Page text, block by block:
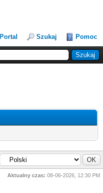
Portal Szukaj Pomoc
Aktualny czas: 08-06-2026, 12:30 PM